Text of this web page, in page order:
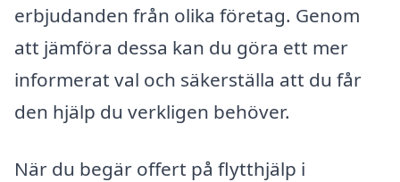
erbjudanden från olika företag. Genom
att jämföra dessa kan du göra ett mer
informerat val och säkerställa att du får
den hjälp du verkligen behöver.
När du begär offert på flytthjälp i